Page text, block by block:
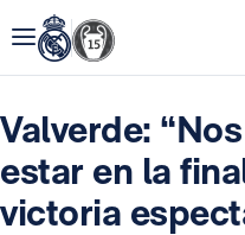
Valverde:
estar en la
victoria